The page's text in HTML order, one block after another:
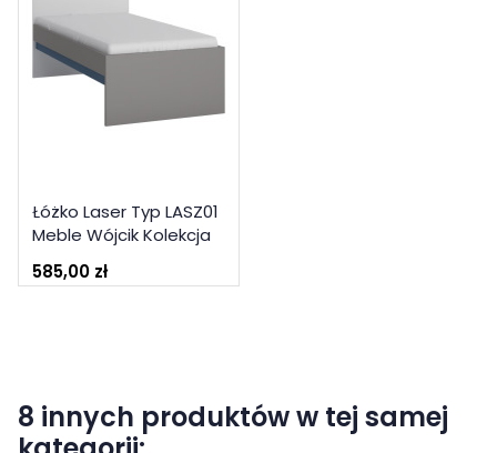
Łóżko Laser Typ LASZ01
Meble Wójcik Kolekcja
585,00 zł
8 innych produktów w tej samej